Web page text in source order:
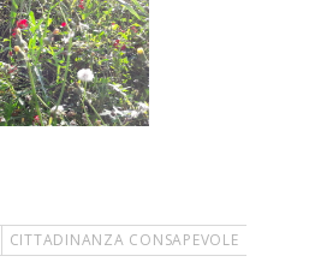
CITTADINANZA CONSAPEVOLE